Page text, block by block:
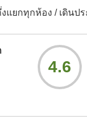
ยกทุกห้อง / เดินป
4.6